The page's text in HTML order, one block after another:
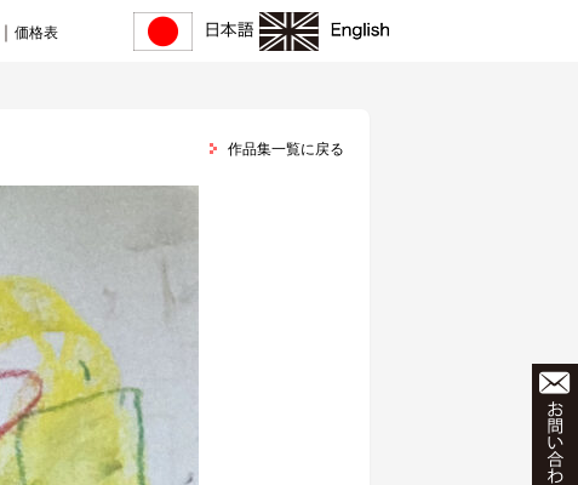
｜ 価格表
作品集一覧に戻る